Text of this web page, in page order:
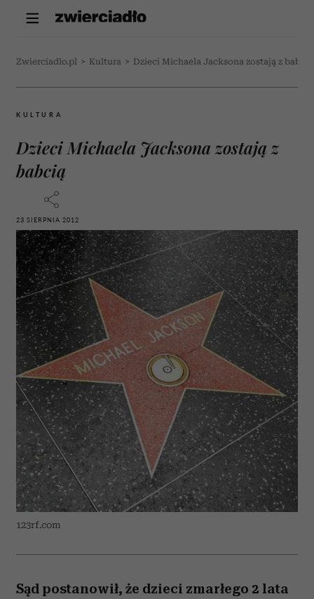
Zwierciadlo.pl > Kultura > Dzieci Michaela Jacksona zostają z babcią
KULTURA
Dzieci Michaela Jacksona zostają z
babcią
23 SIERPNIA 2012
123rf.com
Sąd postanowił, że dzieci zmarłego 2 lata